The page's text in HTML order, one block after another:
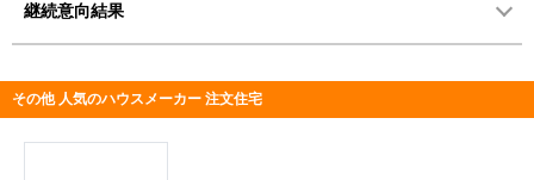
継続意向結果
その他 人気のハウスメーカー 注文住宅